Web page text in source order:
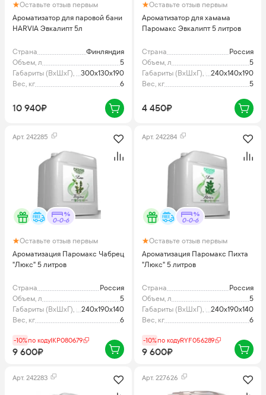
Оставьте отзыв первым
Ароматизатор для паровой бани
HARVIA Эвкалипт 5л
Страна
Финляндия
Объем, л
5
Габариты (ВхШхГ), мм300х130х190
Вес, кг
6
10 940₽
Оставьте отзыв первым
Ароматизатор для хамама
Паромакс Эвкалипт 5 литров
Страна
Россия
Объем, л
5
Габариты (ВхШхГ), мм240x140x190
Вес, кг
5
4 450₽
Арт. 242285
0-0-6
Оставьте отзыв первым
Ароматизация Паромакс Чабрец
"Люкс" 5 литров
Страна
Россия
Объем, л
5
Габариты (ВхШхГ), мм240x190x140
Вес, кг
6
-10%по кодуIKP080679
9 600₽
Арт. 242284
0-0-6
Оставьте отзыв первым
Ароматизация Паромакс Пихта
"Люкс" 5 литров
Страна
Россия
Объем, л
5
Габариты (ВхШхГ), мм240x190x140
Вес, кг
6
-10%по кодуRYF056289
9 600₽
Арт. 242283 Арт. 227626